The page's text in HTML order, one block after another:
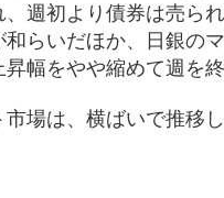
、週初より債券は売ら
和らいだほか、日銀の
幅をやや縮めて週を終
場は、横ばいで推移し